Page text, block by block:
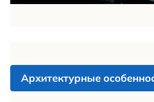
Архитектурные